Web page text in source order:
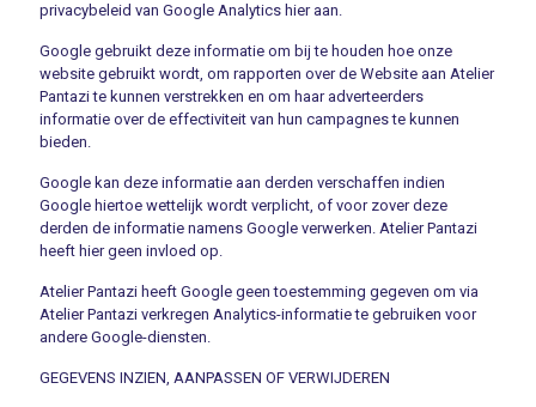
privacybeleid van Google Analytics hier aan.
Google gebruikt deze informatie om bij te houden hoe onze
website gebruikt wordt, om rapporten over de Website aan Atelier
Pantazi te kunnen verstrekken en om haar adverteerders
informatie over de effectiviteit van hun campagnes te kunnen
bieden.
Google kan deze informatie aan derden verschaffen indien
Google hiertoe wettelijk wordt verplicht, of voor zover deze
derden de informatie namens Google verwerken. Atelier Pantazi
heeft hier geen invloed op.
Atelier Pantazi heeft Google geen toestemming gegeven om via
Atelier Pantazi verkregen Analytics-informatie te gebruiken voor
andere Google-diensten.
GEGEVENS INZIEN, AANPASSEN OF VERWIJDEREN